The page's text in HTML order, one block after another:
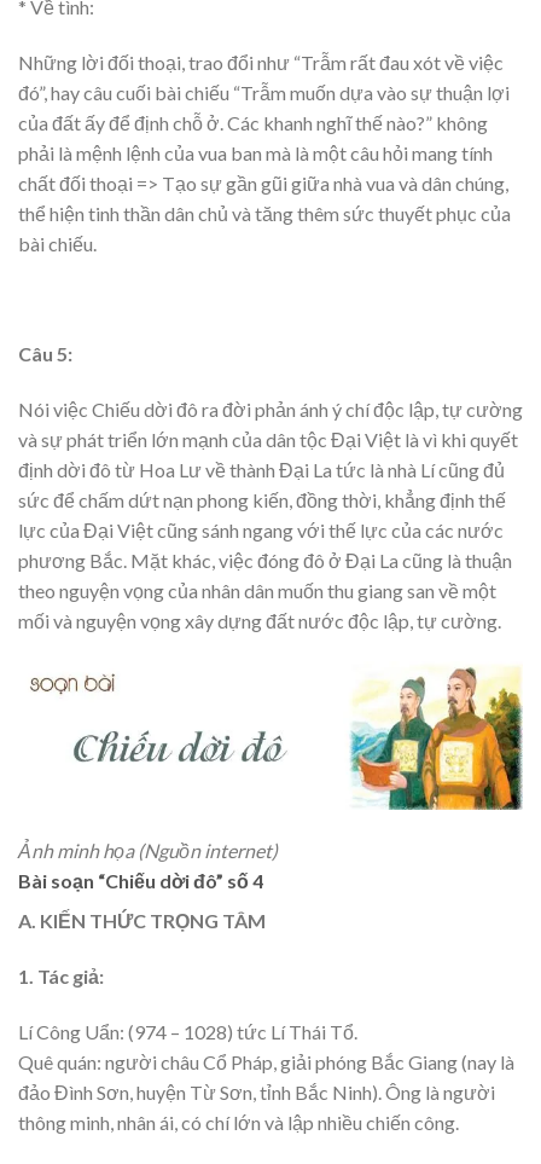
* Về tình:
Những lời đối thoại, trao đổi như “Trẫm rất đau xót về việc
đó”, hay câu cuối bài chiếu “Trẫm muốn dựa vào sự thuận lợi
của đất ấy để định chỗ ở. Các khanh nghĩ thế nào?” không
phải là mệnh lệnh của vua ban mà là một câu hỏi mang tính
chất đối thoại => Tạo sự gần gũi giữa nhà vua và dân chúng,
thể hiện tinh thần dân chủ và tăng thêm sức thuyết phục của
bài chiếu.
Câu 5:
Nói việc Chiếu dời đô ra đời phản ánh ý chí độc lập, tự cường
và sự phát triển lớn mạnh của dân tộc Đại Việt là vì khi quyết
định dời đô từ Hoa Lư về thành Đại La tức là nhà Lí cũng đủ
sức để chấm dứt nạn phong kiến, đồng thời, khẳng định thế
lực của Đại Việt cũng sánh ngang với thế lực của các nước
phương Bắc. Mặt khác, việc đóng đô ở Đại La cũng là thuận
theo nguyện vọng của nhân dân muốn thu giang san về một
mối và nguyện vọng xây dựng đất nước độc lập, tự cường.
Ảnh minh họa (Nguồn internet)
Bài soạn “Chiếu dời đô” số 4
A. KIẾN THỨC TRỌNG TÂM
1. Tác giả:
Lí Công Uẩn: (974 – 1028) tức Lí Thái Tổ.
Quê quán: người châu Cổ Pháp, giải phóng Bắc Giang (nay là
đảo Đình Sơn, huyện Từ Sơn, tỉnh Bắc Ninh). Ông là người
thông minh, nhân ái, có chí lớn và lập nhiều chiến công.